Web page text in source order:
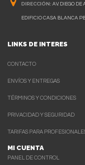
DIRECCIÓN: AV. DIEGO
EDIFICIO CASA BLANCA
LINKS DE INTERES
CONTACTO
ENVÍOS Y ENTREGAS
TÉRMINOS Y CONDICIONES
PRIVACIDAD Y SEGURIDAD
TARIFAS PARA
MI CUENTA
PANEL DE CONTROL